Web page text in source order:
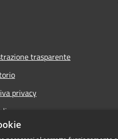
trasparente
privacy
di accessibilità